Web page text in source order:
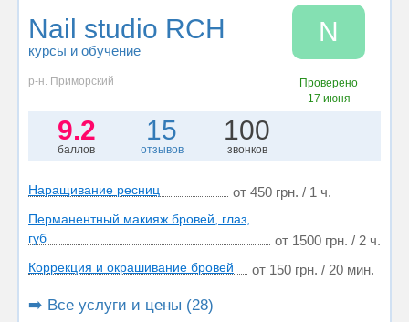
Nail studio RCH
курсы и обучение
N
р-н. Приморский
Проверено
17 июня
9.2
баллов
15
отзывов
100
звонков
Наращивание ресниц от 450 грн. / 1 ч.
Перманентный макияж бровей, глаз,
губ
от 1500 грн. / 2 ч.
Коррекция и окрашивание бровей от 150 грн. / 20 мин.
➡️ Все услуги и цены (28)